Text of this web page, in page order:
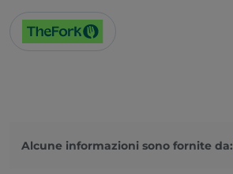
Alcune informazioni sono fornite da: